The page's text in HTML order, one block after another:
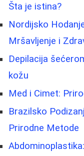
Šta je istina?
Nordijsko
Mršavljenje i
Depilacija
kožu
Med i Cimet:
Brazilsko
Prirodne Metode